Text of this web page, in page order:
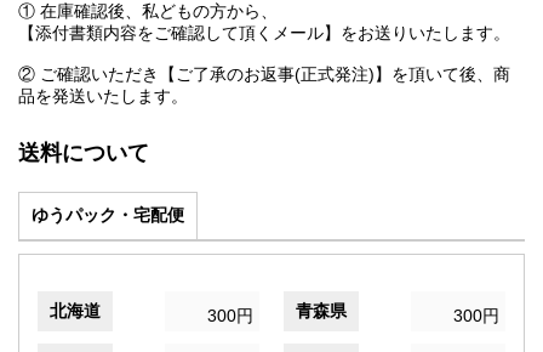
① 在庫確認後、私どもの方から、
【添付書類内容をご確認して頂くメール】をお送りいたします。
② ご確認いただき【ご了承のお返事(正式発注)】を頂いて後、商
品を発送いたします。
送料について
ゆうパック・宅配便
北海道 300円 青森県 300円